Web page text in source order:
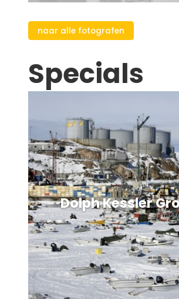
naar alle fotografen
Specials
Dolph Kessler